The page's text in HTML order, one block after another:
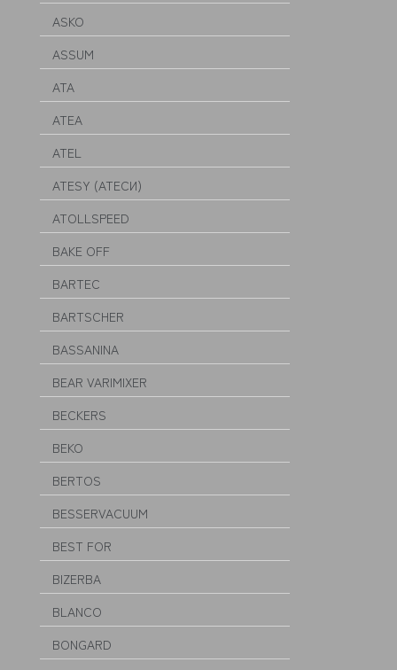
ASKO
ASSUM
ATA
ATEA
ATEL
ATESY (АТЕСИ)
ATOLLSPEED
BAKE OFF
BARTEC
BARTSCHER
BASSANINA
BEAR VARIMIXER
BECKERS
BEKO
BERTOS
BESSERVACUUM
BEST FOR
BIZERBA
BLANCO
BONGARD